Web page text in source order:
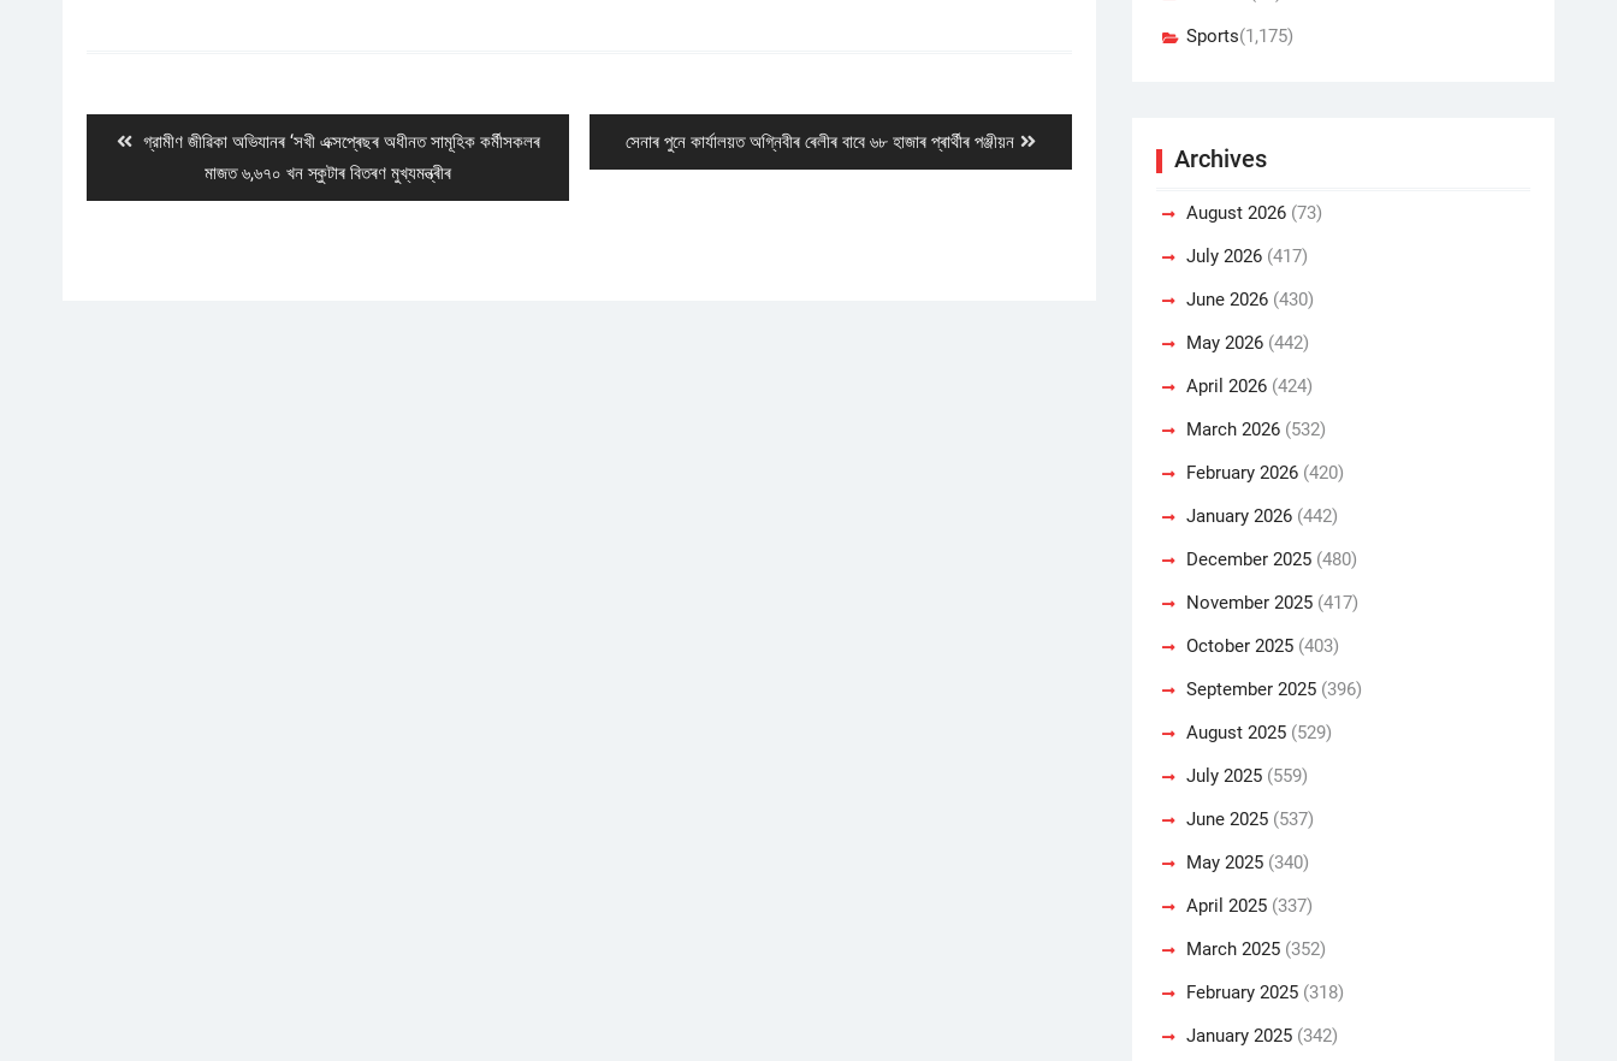
Previous
গ্রামীণ জীৱিকা অভিযানৰ ‘সখী এক্সপ্ৰেছৰ অধীনত সামূহিক কৰ্মীসকলৰ
মাজত ৬,৬৭০ খন স্কুটাৰ বিতৰণ মুখ্যমন্ত্ৰীৰ
Next
post:
সেনাৰ পুনে কাৰ্যালয়ত অগ্নিবীৰ ৰেলীৰ বাবে ৬৮ হাজাৰ প্ৰাৰ্থীৰ পঞ্জীয়ন
Sports(1,175)
Archives
August 2026 (73)
July 2026 (417)
June 2026 (430)
May 2026 (442)
April 2026 (424)
March 2026 (532)
February 2026 (420)
January 2026 (442)
December 2025 (480)
November 2025 (417)
October 2025 (403)
September 2025 (396)
August 2025 (529)
July 2025 (559)
June 2025 (537)
May 2025 (340)
April 2025 (337)
March 2025 (352)
February 2025 (318)
January 2025 (342)